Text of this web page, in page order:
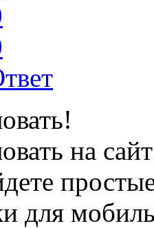
на
для